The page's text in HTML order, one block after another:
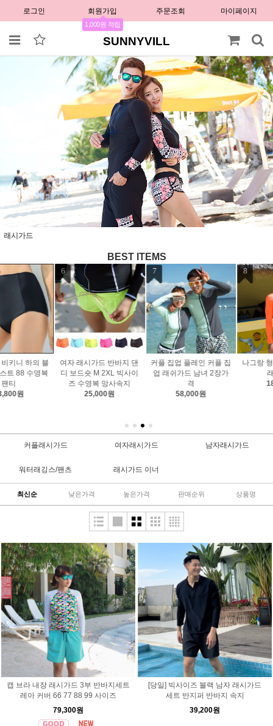
로그인 회원가입
1,000원 적립
주문조회 마이페이지
SUNNYVILL
래시가드
BEST ITEMS
커플 집업 플레인 커플 집
업 래쉬가드 남녀 2장가
나그랑 형광 오렌지 남자
래쉬가드
18,500원
9
[UV Tech]플레인 남성래
쉬가드
커플래시가드 여자래시가드 남자래시가드
워터래깅스/팬츠 래시가드 이너
최신순 낮은가격 높은가격 판매순위 상품명
캡 브라 내장 래시가드 3부 반바지세트
레아 커버 66 77 88 99 사이즈
79,300원
[당일] 빅사이즈 블랙 남자 래시가드
세트 반지퍼 반바지 속지
39,200원